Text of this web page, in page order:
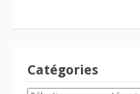
Catégories